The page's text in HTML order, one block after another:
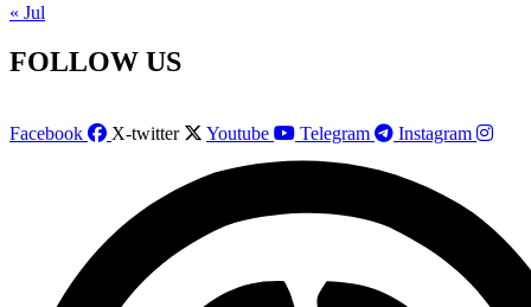
« Jul
FOLLOW US
Facebook X-twitter Youtube Telegram Instagram